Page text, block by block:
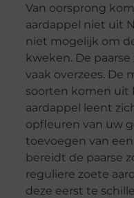
Van oorsprong
aardappel niet uit
niet mogelijk om
kweken. De
vaak overzees. De
soorten komen uit
aardappel leent
opfleuren van uw
toevoegen van
bereidt de paarse
reguliere zoete
deze eerst te